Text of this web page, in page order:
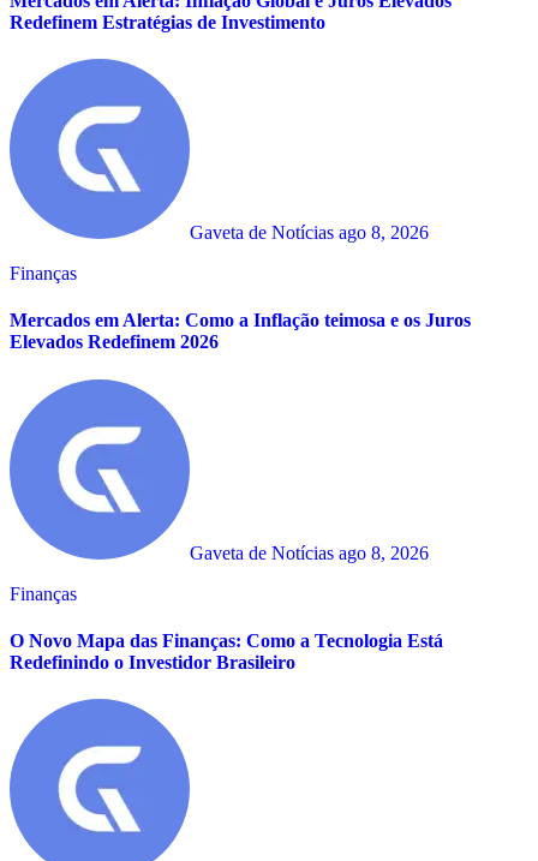
Redefinem Estratégias de Investimento
Gaveta de Notícias ago 8, 2026
Finanças
Mercados em Alerta: Como a Inflação teimosa e os Juros
Elevados Redefinem 2026
Gaveta de Notícias ago 8, 2026
Finanças
O Novo Mapa das Finanças: Como a Tecnologia Está
Redefinindo o Investidor Brasileiro